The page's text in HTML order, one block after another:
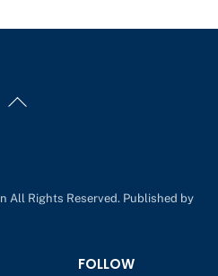
To
All Rights Reserved. Published by
FOLLOW